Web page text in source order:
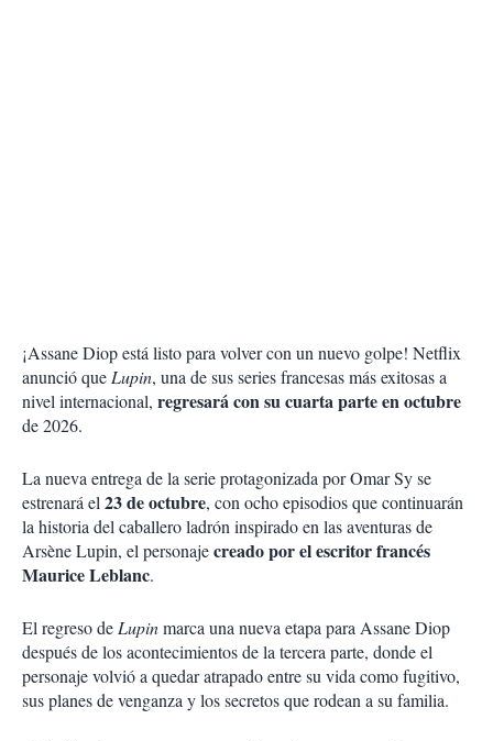
¡Assane Diop está listo para volver con un nuevo golpe! Netflix
anunció queLupin, una de sus series francesas más exitosas a
nivel internacional, regresará con su cuarta parte en octubre
de 2026.
La nueva entrega de la serie protagonizada por Omar Sy se
estrenará el23 de octubre, con ocho episodios que continuarán
la historia del caballero ladrón inspirado en las aventuras de
Arsène Lupin, el personajecreado por el escritor francés
Maurice Leblanc.
El regreso deLupinmarca una nueva etapa para Assane Diop
después de los acontecimientos de la tercera parte, donde el
personaje volvió a quedar atrapado entre su vida como fugitivo,
sus planes de venganza y los secretos que rodean a su familia.